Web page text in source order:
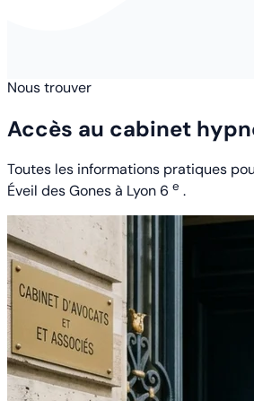
Nous trouver
Accès au cabinet
Toutes les informations pratiques
Éveil des Gones à Lyon 6 e .